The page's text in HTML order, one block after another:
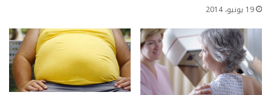
19 يونيو، 2014